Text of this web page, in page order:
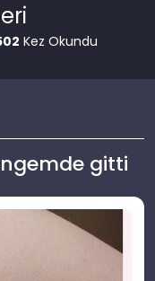
Kez Okundu
gitti